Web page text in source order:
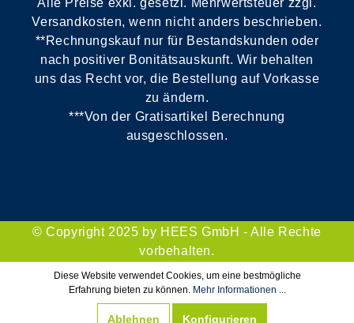
Alle Preise exkl. gesetzl. Mehrwertsteuer zzgl.
Versandkosten, wenn nicht anders beschrieben.
**Rechnungskauf nur für Bestandskunden oder
nach positiver Bonitätsauskunft. Wir behalten
uns das Recht vor, die Bestellung auf Vorkasse
zu ändern.
***Von der Gratisartikel Berechnung
ausgeschlossen.
© Copyright 2025 by HEES GmbH - Alle Rechte
vorbehalten.
Diese Website verwendet Cookies, um eine bestmögliche
Erfahrung bieten zu können. Mehr Informationen ...
Ablehnen Konfigurieren